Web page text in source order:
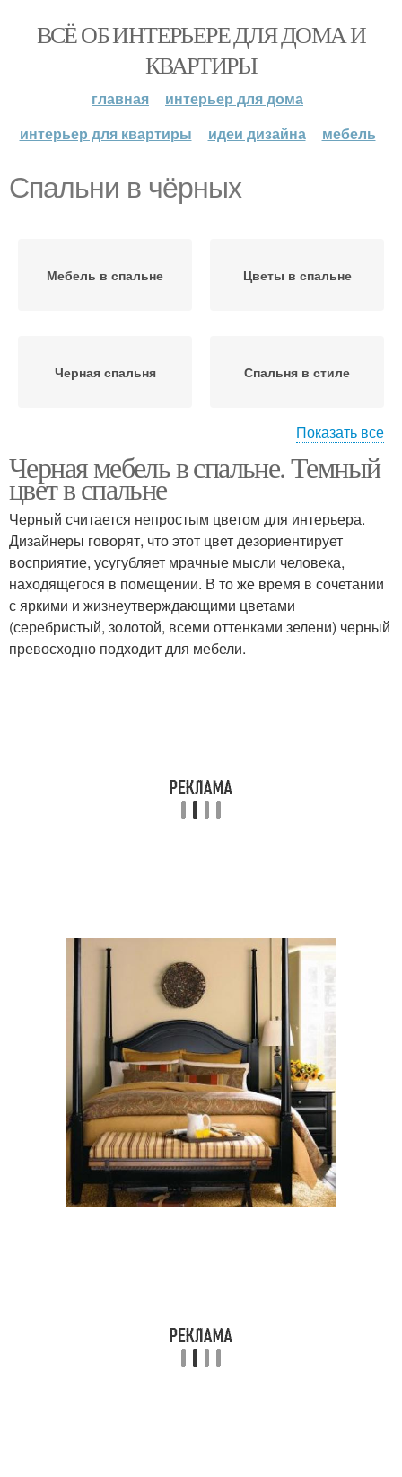
ВСЁ ОБ ИНТЕРЬЕРЕ ДЛЯ ДОМА И
КВАРТИРЫ
главная
интерьер для дома
интерьер для квартиры
идеи дизайна мебель
Спальни в чёрных
Мебель в спальне Цветы в спальне
Черная спальня Спальня в стиле
Спальни в стиле Спальня в черных тонах
Спальня в темных тонах Спальня в темном цвете
Спальня в коричневых
Спальня в коричневых
Показать все
Черная мебель в спальне. Темный
цвет в спальне
Черный считается непростым цветом для интерьера.
Дизайнеры говорят, что этот цвет дезориентирует
восприятие, усугубляет мрачные мысли человека,
находящегося в помещении. В то же время в сочетании
с яркими и жизнеутверждающими цветами
(серебристый, золотой, всеми оттенками зелени) черный
превосходно подходит для мебели.